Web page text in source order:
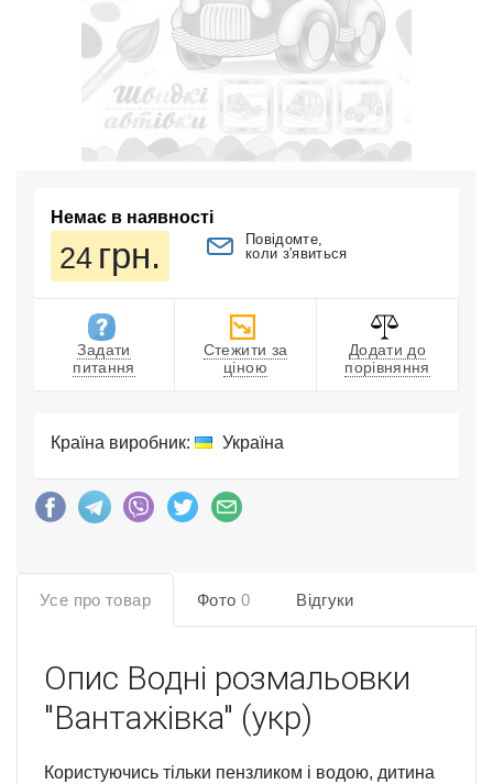
Немає в наявності
24 грн.
Повідомте,
коли з'явиться
Задати
питання
Стежити за
ціною
Додати до
порівняння
Країна виробник: Україна
Усе про товар Фото 0 Відгуки
Опис Водні розмальовки
"Вантажівка" (укр)
Користуючись тільки пензликом і водою, дитина